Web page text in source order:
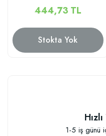
444,73 TL
Stokta Yok
1-5 iş günü